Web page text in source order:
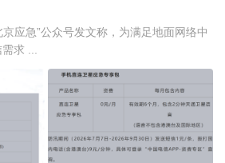
应急”公众号发文称，为满足地面网络中
求 ...